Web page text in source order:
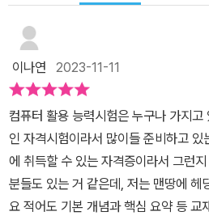
이나연 2023-11-11
컴퓨터 활용 능력시험은 누구나 가지고
인 자격시험이라서 많이들 준비하고
에 취득할 수 있는 자격증이라서 그런
분들도 있는 거 같은데, 저는 맨땅에 헤
요 적어도 기본 개념과 핵심 요약 등 교